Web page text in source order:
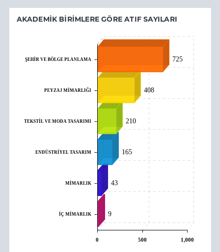
AKADEMIK BIRIMLERE GÖRE ATIF SAYILARI
725
408
210
165
43
9
ŞEHİR VE BÖLGE PLANLAMA
PEYZAJ MİMARLIĞI
TEKSTİL VE MODA TASARIMI
ENDÜSTRİYEL TASARIM
MİMARLIK
İÇ MİMARLIK
0 500 1,000